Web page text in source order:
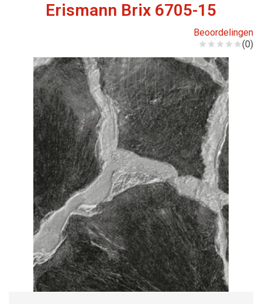
Erismann Brix 6705-15
Beoordelingen
(0)